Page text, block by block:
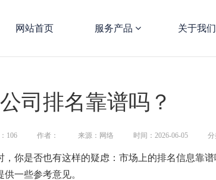
网站首页 服务产品 关于我们
司排名靠谱吗？
106 作者： 来源：网络 时间：2026-06-05 分
，你是否也有这样的疑虑：市场上的排名信息靠
一些参考意见。